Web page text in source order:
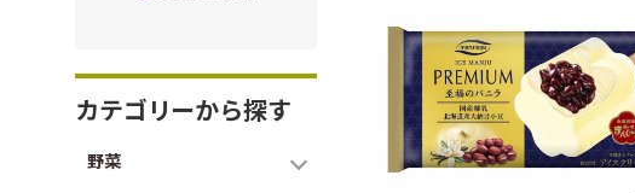
カテゴリーから探す
野菜